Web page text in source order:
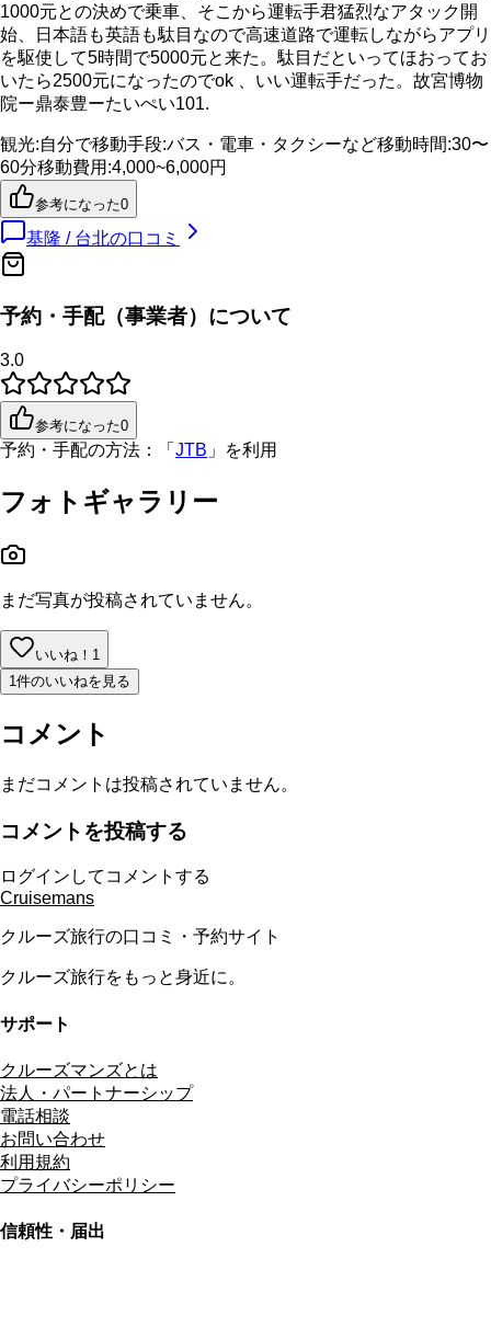
1000元との決めで乗車、そこから運転手君猛烈なアタック開
始、日本語も英語も駄目なので高速道路で運転しながらアプリ
を駆使して5時間で5000元と来た。駄目だといってほおってお
いたら2500元になったのでok 、いい運転手だった。故宮博物
院ー鼎泰豊ーたいぺい101.
観光:自分で移動手段:バス・電車・タクシーなど移動時間:30〜
60分移動費用 :4,000~6,000円
参考になった0
基隆 / 台北の口コミ
予約・手配（事業者）について
3.0
参考になった0
予約・手配の方法： 「 JTB 」を利用
フォトギャラリー
まだ写真が投稿されていません。
いいね！ 1
1件のいいねを見る
コメント
まだコメントは投稿されていません。
コメントを投稿する
ログインしてコメントする
Cruisemans
クルーズ旅行の口コミ・予約サイト
クルーズ旅行をもっと身近に。
サポート
クルーズマンズとは
法人・パートナーシップ
電話相談
お問い合わせ
利用規約
プライバシーポリシー
信頼性・届出